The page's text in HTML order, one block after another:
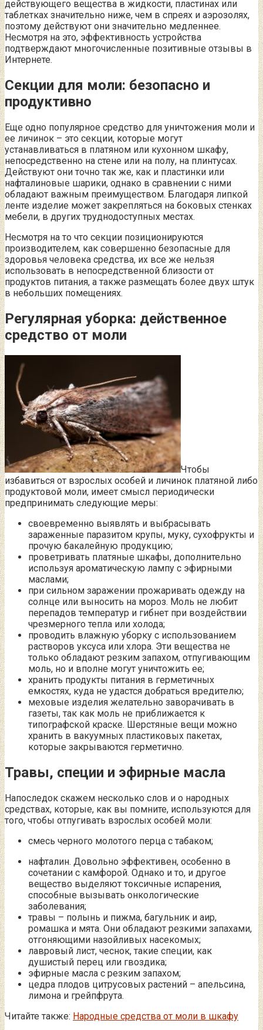
действующего вещества в жидкости, пластинах или
таблетках значительно ниже, чем в спреях и аэрозолях,
поэтому действуют они значительно медленнее.
Несмотря на это, эффективность устройства
подтверждают многочисленные позитивные отзывы в
Интернете.
Секции для моли: безопасно и
продуктивно
Еще одно популярное средство для уничтожения моли и
ее личинок – это секции, которые могут
устанавливаться в платяном или кухонном шкафу,
непосредственно на стене или на полу, на плинтусах.
Действуют они точно так же, как и пластинки или
нафталиновые шарики, однако в сравнении с ними
обладают важным преимуществом. Благодаря липкой
ленте изделие может закрепляться на боковых стенках
мебели, в других труднодоступных местах.
Несмотря на то что секции позиционируются
производителем, как совершенно безопасные для
здоровья человека средства, их все же нельзя
использовать в непосредственной близости от
продуктов питания, а также размещать более двух штук
в небольших помещениях.
Регулярная уборка: действенное
средство от моли
Чтобы
избавиться от взрослых особей и личинок платяной либо
продуктовой моли, имеет смысл периодически
предпринимать следующие меры:
своевременно выявлять и выбрасывать
зараженные паразитом крупы, муку, сухофрукты и
прочую бакалейную продукцию;
проветривать платяные шкафы, дополнительно
используя ароматическую лампу с эфирными
маслами;
при сильном заражении прожаривать одежду на
солнце или выносить на мороз. Моль не любит
перепадов температур и гибнет при воздействии
чрезмерного тепла или холода;
проводить влажную уборку с использованием
растворов уксуса или хлора. Эти вещества не
только обладают резким запахом, отпугивающим
моль, но и вполне могут уничтожить ее;
хранить продукты питания в герметичных
емкостях, куда не удастся добраться вредителю;
меховые изделия желательно заворачивать в
газеты, так как моль не приближается к
типографской краске. Шерстяные вещи можно
хранить в вакуумных пластиковых пакетах,
которые закрываются герметично.
Травы, специи и эфирные масла
Напоследок скажем несколько слов и о народных
средствах, которые, как вы помните, используются для
того, чтобы отпугивать взрослых особей моли:
смесь черного молотого перца с табаком;
нафталин. Довольно эффективен, особенно в
сочетании с камфорой. Однако и то, и другое
вещество выделяют токсичные испарения,
способные вызывать онкологические
заболевания;
травы – полынь и пижма, багульник и аир,
ромашка и мята. Они обладают резкими запахами,
отгоняющими назойливых насекомых;
лавровый лист, чеснок, такие специи, как
душистый перец или гвоздика;
эфирные масла с резким запахом;
цедра плодов цитрусовых растений – апельсина,
лимона и грейпфрута.
Читайте также: Народные средства от моли в шкафу